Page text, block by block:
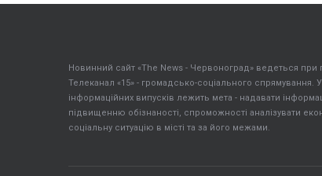
Новинний сайт «The News - Червоноград» ведеться при
Телеканал «15» - громадсько-соціального спрямування.
інформаційних випусків лежить мета - надавати
підвищенню обізнаності, спроможності аналізувати
соціальну ситуацію в місті та за його межами.